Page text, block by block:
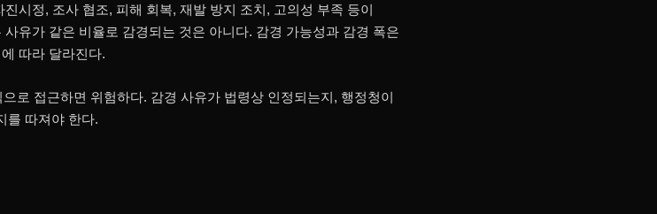
시정, 조사 협조, 피해 회복, 재발 방지 조치, 고의성 부족 등이
유가 같은 비율로 감경되는 것은 아니다. 감경 가능성과 감경 폭은
따라 달라진다.
로 접근하면 위험하다. 감경 사유가 법령상 인정되는지, 행정청이
를 따져야 한다.